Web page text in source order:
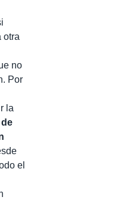
otra
no
Por
la
el